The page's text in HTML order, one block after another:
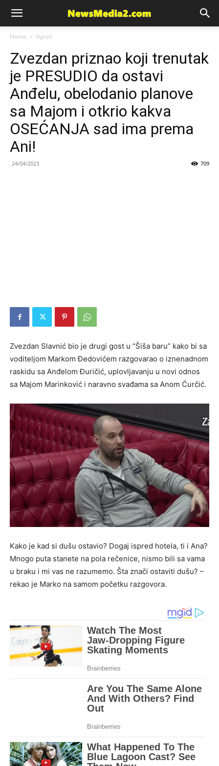
News
Media
Home Vijesti
Zvezdan priznao koji trenutak
je PRESUDIO da ostavi
Anđelu, obelodanio planove
sa Majom i otkrio kakva
OSEĆANJA sad ima prema
Ani!
24/04/2023 709
Zvezdan Slavnić bio je drugi gost u “Šiša baru” kako bi sa
voditeljom Markom Đedovićem razgovarao o iznenadnom
raskidu sa Anđelom Đuričić, uplovljavanju u novi odnos
sa Majom Marinković i naravno svađama sa Anom Ćurčić.
Kako je kad si dušu ostavio? Dogaj ispred hotela, ti i Ana?
Mnogo puta stanete na pola rečenice, nismo bili sa vama
u braku i mi vas ne razumemo. Šta znači ostaviti dušu? –
rekao je Marko na samom početku razgovora.